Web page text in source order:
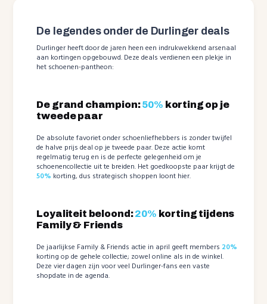
De legendes onder de Durlinger deals
Durlinger heeft door de jaren heen een indrukwekkend arsenaal
aan kortingen opgebouwd. Deze deals verdienen een plekje in
het schoenen-pantheon:
De grand champion:50% korting op je
tweede paar
De absolute favoriet onder schoenliefhebbers is zonder twijfel
de halve prijs deal op je tweede paar. Deze actie komt
regelmatig terug en is de perfecte gelegenheid om je
schoenencollectie uit te breiden. Het goedkoopste paar krijgt de
50% korting, dus strategisch shoppen loont hier.
Loyaliteit beloond:20% korting tijdens
Family & Friends
De jaarlijkse Family & Friends actie in april geeft members 20%
korting op de gehele collectie; zowel online als in de winkel.
Deze vier dagen zijn voor veel Durlinger-fans een vaste
shopdate in de agenda.